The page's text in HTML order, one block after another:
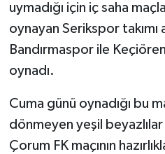
uymadığı için iç saha
oynayan Serikspor takımı
Bandırmaspor ile
oynadı.
Cuma günü oynadığı bu
dönmeyen yeşil
Çorum FK maçının